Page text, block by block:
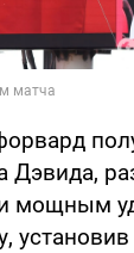
Дэвида,
мощным
установив